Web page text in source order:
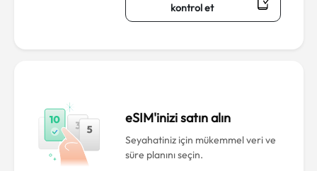
kontrol et
eSIM'inizi satın alın
Seyahatiniz için mükemmel veri ve
süre planını seçin.